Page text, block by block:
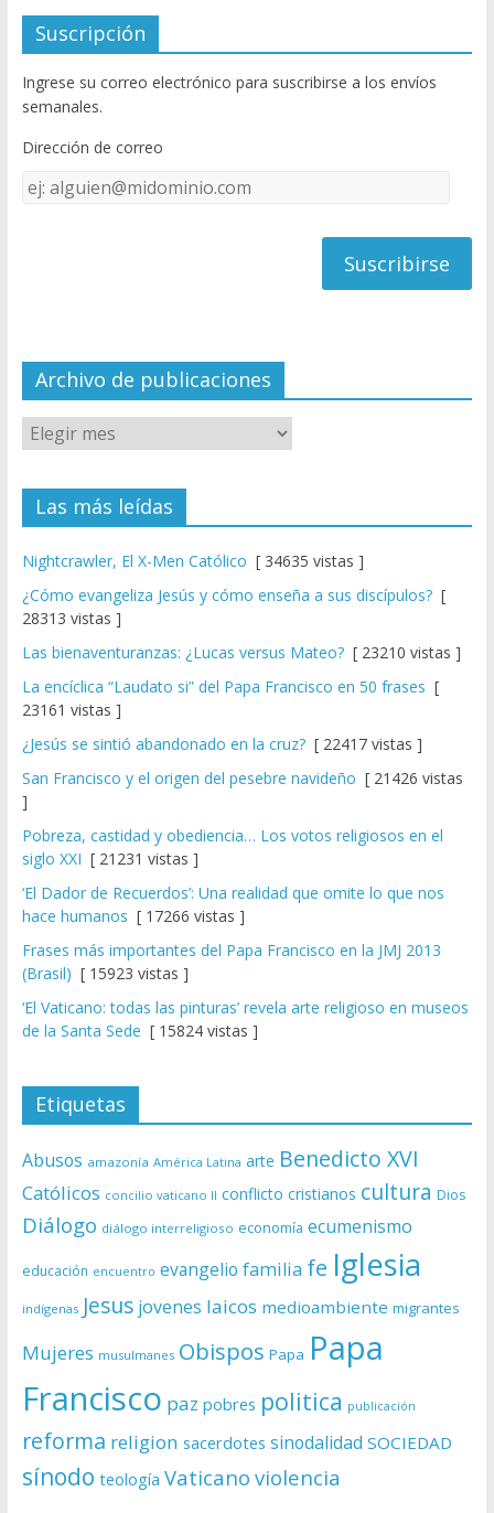
e
b
o
o
k
itt
er
u
T
u
e
C
el
Suscripción
Ingrese su correo electrónico para suscribirse a los envíos
semanales.
Dirección de correo
Dirección
Archivo de publicaciones
Las más leídas
Nightcrawler, El X-Men Católico [ 34635 vistas ]
¿Cómo evangeliza Jesús y cómo enseña a sus discípulos?[
28313 vistas ]
Las bienaventuranzas: ¿Lucas versus Mateo?[ 23210 vistas ]
La encíclica “Laudato si” del Papa Francisco en 50 frases [
23161 vistas ]
¿Jesús se sintió abandonado en la cruz?[ 22417 vistas ]
San Francisco y el origen del pesebre navideño [ 21426 vistas
]
Pobreza, castidad y obediencia… Los votos religiosos en el
siglo XXI [ 21231 vistas ]
‘El Dador de Recuerdos’: Una realidad que omite lo que nos
hace humanos [ 17266 vistas ]
Frases más importantes del Papa Francisco en la JMJ 2013
(Brasil) [ 15923 vistas ]
‘El Vaticano: todas las pinturas’ revela arte religioso en museos
de la Santa Sede [ 15824 vistas ]
Etiquetas
Abusos amazonía América Latina arte Benedicto XVI
Católicos concilio vaticano II conflicto cristianos cultura Dios
Diálogo diálogo interreligioso economía ecumenismo
educación encuentro evangelio familia fe Iglesia
indígenas Jesus jovenes laicos medioambiente migrantes
Mujeres musulmanes Obispos Papa Papa
Francisco paz pobres politica publicación
reforma religion sacerdotes sinodalidad SOCIEDAD
sínodo teología Vaticano violencia